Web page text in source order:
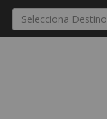
Selecciona Destino